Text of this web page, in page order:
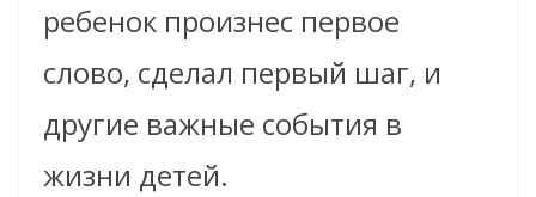
ребенок произнес первое
слово, сделал первый шаг, и
другие важные события в
жизни детей.